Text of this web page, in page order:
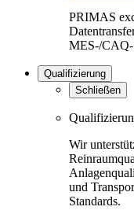
PRIMAS
MES-/CAQ-
Qualifizierung
Schließen
Wir
und
Standards.